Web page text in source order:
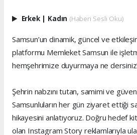
Erkek Kadın (Haberi Sesli Oku)
Samsun’un dinamik, güncel ve
platformu Memleket Samsun ile
hemşehrimize duyurmaya ne
Şehrin nabzını tutan, samimi ve
Samsunluların her gün ziyaret ettiği
hikayesini anlatıyoruz. Doğru hedef
olan Instagram Story reklamlarıyla